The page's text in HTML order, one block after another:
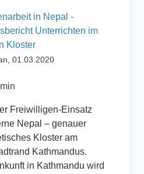
in Nepal -
Unterrichten im
Kloster
01.03.2020
Freiwilligen-Einsatz
Nepal – genauer
Kloster am
Kathmandus.
in Kathmandu wird